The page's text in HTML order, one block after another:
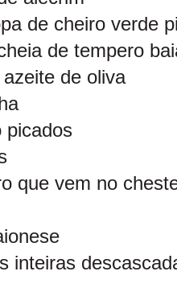
de cheiro verde
de tempero
de oliva
picados
que vem no
inteiras